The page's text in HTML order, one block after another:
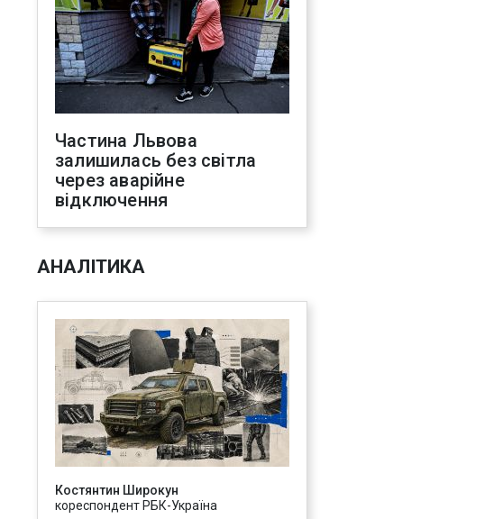
Частина Львова
залишилась без світла
через аварійне
відключення
АНАЛІТИКА
Костянтин Широкун
кореспондент РБК-Україна